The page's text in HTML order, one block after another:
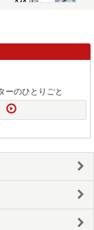
のひとりごと